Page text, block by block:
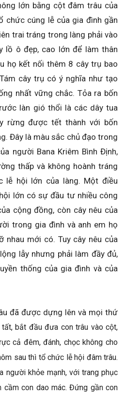
lớn bằng cột đâm trâu của
chức cúng lễ của gia đình gần
trai tráng trong làng phải vào
lồ ô đẹp, cao lớn để làm thân
họ kết nối thêm 8 cây trụ bao
cây trụ có ý nghĩa như tạo
nhất vững chắc. Tỏa ra bốn
làn gió thổi là các dây tua
rừng được tết thành với bốn
Đây là màu sắc chủ đạo trong
người Bana Kriêm Bình Định,
thấp và không hoành tráng
lễ hội lớn của làng. Một điều
lớn có sự đầu tư nhiều công
cộng đồng, còn cây nêu của
trong gia đình và anh em họ
nhau mới có. Tuy cây nêu của
lẫy nhưng phải làm đầy đủ,
thống của gia đình và của
đã được dựng lên và mọi thứ
tất, bắt đầu đưa con trâu vào cột,
cả đêm, đánh, chọc không cho
sau thì tổ chức lễ hội đâm trâu.
người khỏe mạnh, với trang phục
cầm con dao mác. Đứng gần con